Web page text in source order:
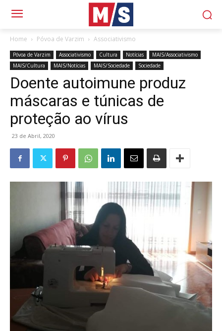
Home Póvoa de Varzim Associativismo
Póvoa de Varzim Associativismo Cultura Notícias
MAIS/Associativismo
MAIS/Cultura
MAIS/Notícias MAIS/Sociedade Sociedade
Doente autoimune produz
máscaras e túnicas de
proteção ao vírus
23 de Abril, 2020